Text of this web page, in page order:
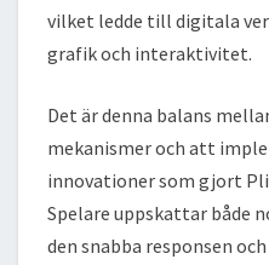
vilket ledde till digitala
grafik och interaktivitet.
Det är denna balans
mekanismer och att
innovationer som gjort
Spelare uppskattar både
den snabba responsen